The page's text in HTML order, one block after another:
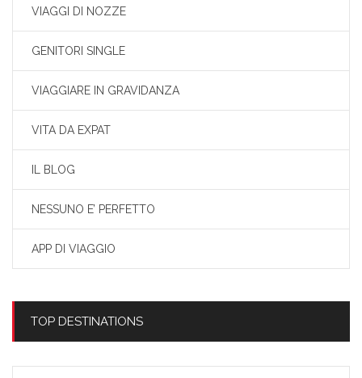
VIAGGI DI NOZZE
GENITORI SINGLE
VIAGGIARE IN GRAVIDANZA
VITA DA EXPAT
IL BLOG
NESSUNO E’ PERFETTO
APP DI VIAGGIO
TOP DESTINATIONS